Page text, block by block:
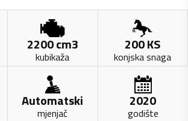
2200cm3
kubikaža
200KS
konjska snaga
Automatski
mjenjač
2020
godište